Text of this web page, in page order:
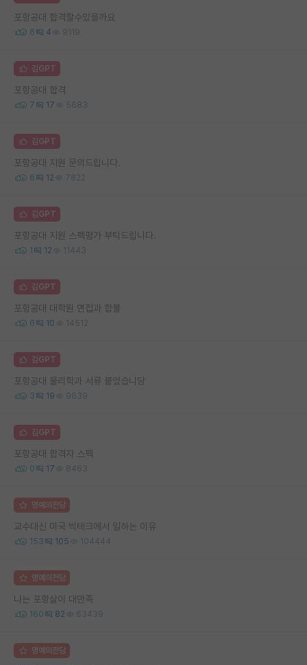
포항공대 합격할수있을까요
6 4 9119
김GPT
포항공대 합격
7 17 5683
김GPT
포항공대 지원 문의드립니다.
6 12 7822
김GPT
포항공대 지원 스펙평가 부탁드립니다.
1 12 11443
김GPT
포항공대 대학원 면접과 합불
6 10 14512
김GPT
포항공대 물리학과 서류 붙었습니당
3 19 9639
김GPT
포항공대 합격자 스펙
0 17 8463
명예의전당
교수대신 미국 빅테크에서 일하는 이유
153 105 104444
명예의전당
나는 포항살이 대만족
160 82 63439
명예의전당